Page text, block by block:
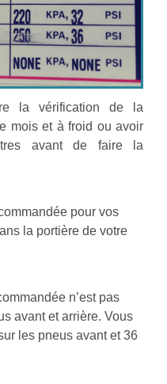
la vérification de la
mois et à froid ou avoir
avant de faire la
pour vos
la portière de votre
n’est pas
avant et arrière. Vous
les pneus avant et 36